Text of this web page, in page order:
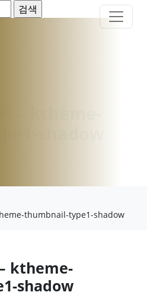
thumbnail-type1-shadow
ktheme-
shadow